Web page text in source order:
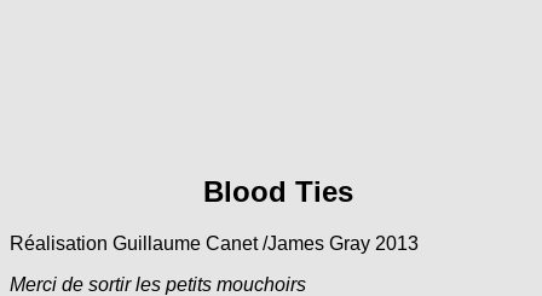
Blood Ties
Réalisation Guillaume Canet /James Gray 2013
Merci de sortir les petits mouchoirs